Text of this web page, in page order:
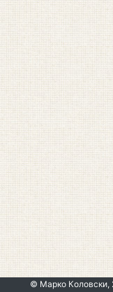
© Марко